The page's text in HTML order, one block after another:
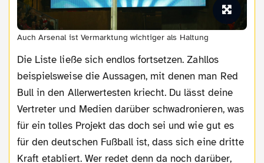
Auch Arsenal ist Vermarktung wichtiger als Haltung
Die Liste ließe sich endlos fortsetzen. Zahllos
beispielsweise die Aussagen, mit denen man Red
Bull in den Allerwertesten kriecht. Du lässt deine
Vertreter und Medien darüber schwadronieren, was
für ein tolles Projekt das doch sei und wie gut es
für den deutschen Fußball ist, dass sich eine dritte
Kraft etabliert. Wer redet denn da noch darüber,